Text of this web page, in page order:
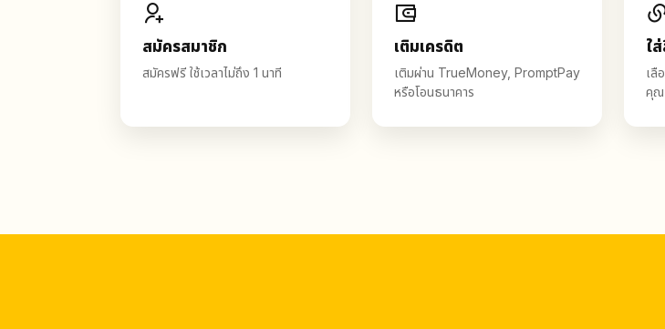
สมัครสมาชิก
สมัครฟรี ใช้เวลาไม่ถึง 1 นาที
เติมเครดิต
เติมผ่าน TrueMoney, PromptPay
หรือโอนธนาคาร
ใ
เลื
คุณ